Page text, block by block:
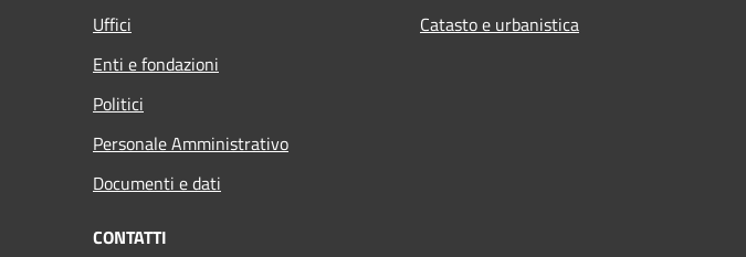
Uffici
Enti e fondazioni
Politici
Personale Amministrativo
Documenti e dati
Catasto e urbanistica
CONTATTI